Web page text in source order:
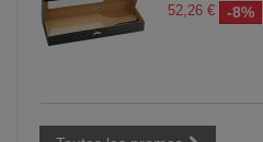
52,26 € -8%